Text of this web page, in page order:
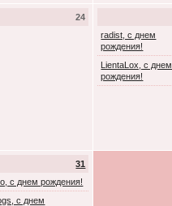
24
radist, с днем
рождения!
LientaLox, с днем
рождения!
31
с днем рождения!
с днем